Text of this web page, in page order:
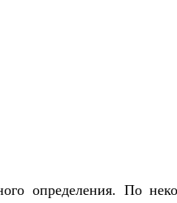
определения. По